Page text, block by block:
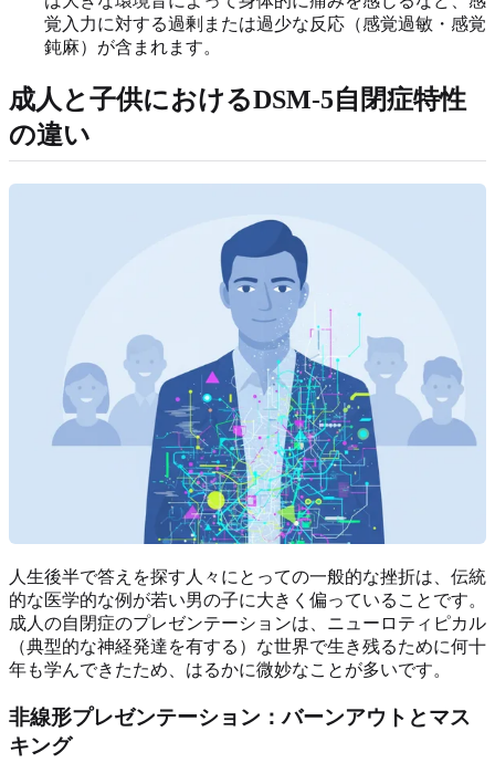
覚入力に対する過剰または過少な反応（感覚過敏・感覚
鈍麻）が含まれます。
成人と子供におけるDSM-5自閉症特性
の違い
人生後半で答えを探す人々にとっての一般的な挫折は、伝統
的な医学的な例が若い男の子に大きく偏っていることです。
成人の自閉症のプレゼンテーションは、ニューロティピカル
（典型的な神経発達を有する）な世界で生き残るために何十
年も学んできたため、はるかに微妙なことが多いです。
非線形プレゼンテーション：バーンアウトとマス
キング